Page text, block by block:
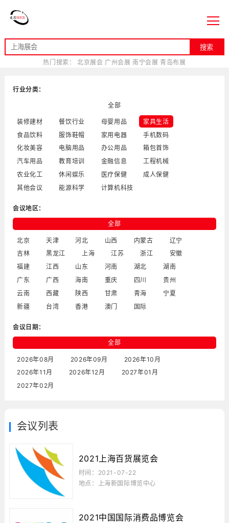
搜索
热门搜索：
北京展会 广州会展 南宁会展 青岛布展
行业分类：
全部
装修建材 餐饮行业 母婴用品
家具生活
食品饮料
服饰鞋帽 家用电器
手机数码
化妆美容
电脑用品 办公用品
箱包首饰
汽车用品
教育培训 金融信息
工程机械
农业化工
休闲娱乐 医疗保健
成人保健
其他会议
能源科学 计算机科技
会议地区：
全部
北京 天津 河北 山西 内蒙古
辽宁
吉林
黑龙江 上海 江苏 浙江
安徽
福建
江西 山东 河南 湖北
湖南
广东
广西 海南 重庆 四川
贵州
云南
西藏 陕西 甘肃 青海
宁夏
新疆
台湾 香港 澳门 国际
会议日期：
全部
2026年08月 2026年09月
2026年10月
2026年11月
2026年12月
2027年01月
2027年02月
会议列表
2021上海百货展览会
时间：2021-07-22
地点：上海新国际博览中心
2021中国国际消费品博览会